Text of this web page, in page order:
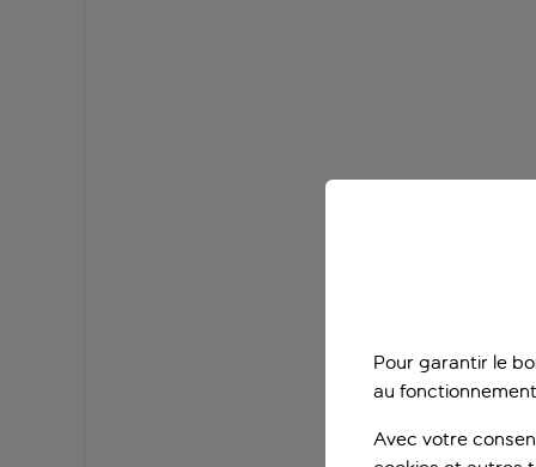
Pour garantir le
au
Avec votre